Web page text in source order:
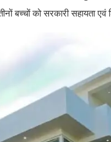
बच्चों को सरकारी सहायता एवं